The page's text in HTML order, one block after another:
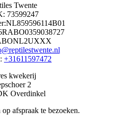
Twente
73599247
+31611597472
kwekerij
2
Overdinkel
afspraak te bezoeken.